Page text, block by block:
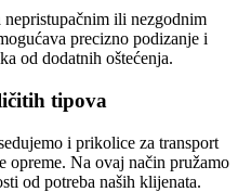
ili nezgodnim
precizno podizanje i
od dodatnih oštećenja.
tipova
i prikolice za transport
opreme. Na ovaj način pružamo
od potreba naših klijenata.